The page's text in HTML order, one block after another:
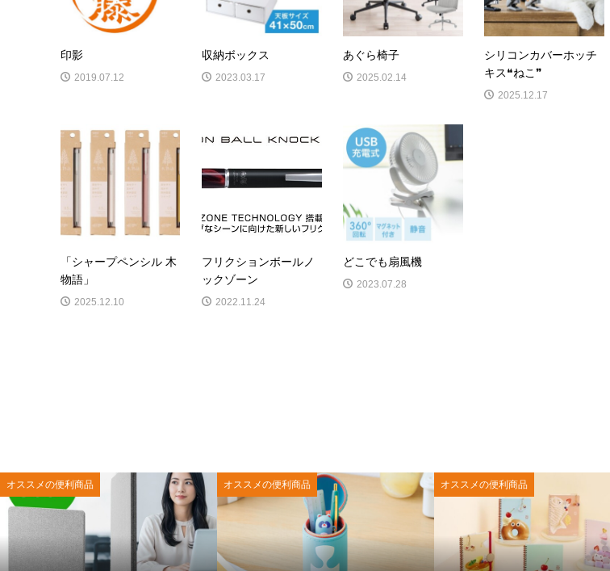
印影
2019.07.12
収納ボックス
2023.03.17
あぐら椅子
2025.02.14
シリコンカバーホッチ
キス❝ねこ❞
2025.12.17
「シャープペンシル 木
物語」
2025.12.10
フリクションボールノ
ックゾーン
2022.11.24
どこでも扇風機
2023.07.28
オススメの便利商品 オススメの便利商品 オススメの便利商品